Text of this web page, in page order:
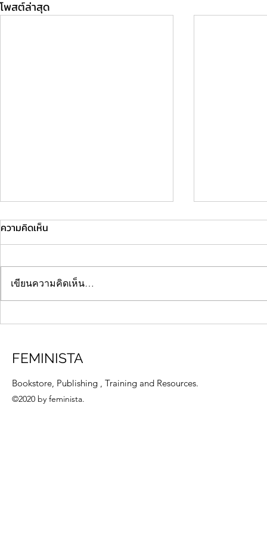
โพสต์ล่าสุด
พื้นที่ของความหลากหลาย
สะท้อนและประมวลภาพ
บรรยากาศงาน)
สรุปเสวนาอ
ความคิดเห็น
เขียนความคิดเห็น…
FEMINISTA
Bookstore, Publishing , Training and Resources.
©2020 by feminista.